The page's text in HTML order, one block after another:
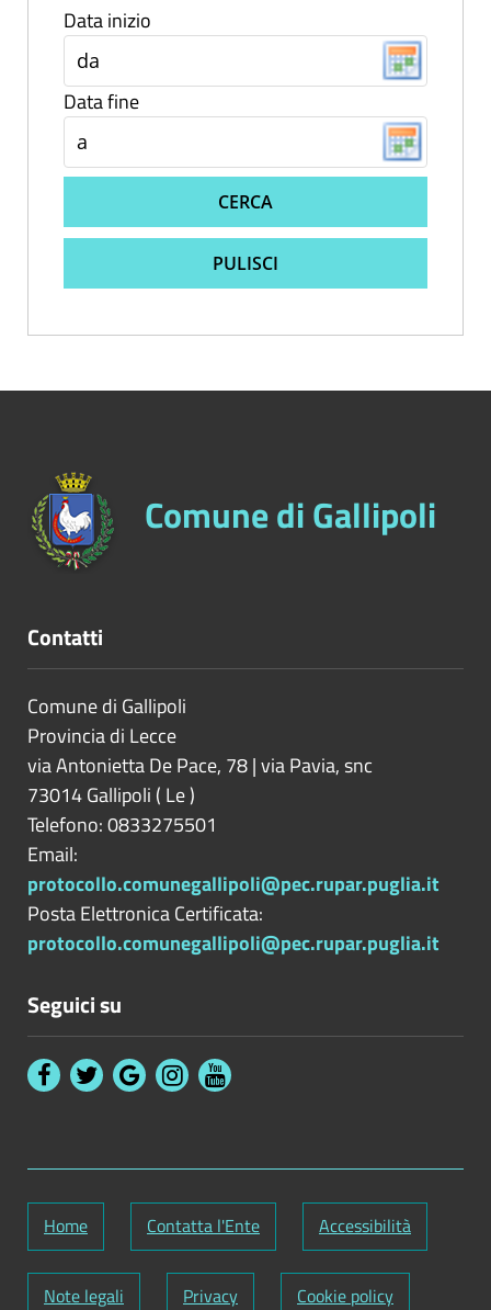
Data inizio
Data fine
CERCA
PULISCI
Comune di Gallipoli
Contatti
Comune di Gallipoli
Provincia di Lecce
via Antonietta De Pace, 78 | via Pavia, snc
73014Gallipoli ( Le)
Telefono: 0833275501
Email:
protocollo.comunegallipoli@pec.rupar.puglia.it
Posta Elettronica Certificata:
protocollo.comunegallipoli@pec.rupar.puglia.it
Seguici su
Home Contatta l'Ente Accessibilità
Note legali Privacy Cookie policy